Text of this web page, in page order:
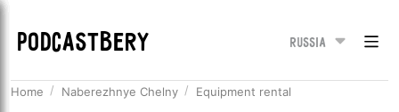
PODCASTBERY Russia
Home Naberezhnye Chelny Equipment rental